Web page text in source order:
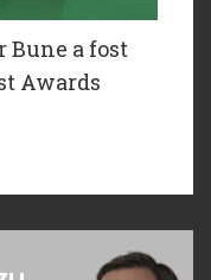
Bune a fost
Awards